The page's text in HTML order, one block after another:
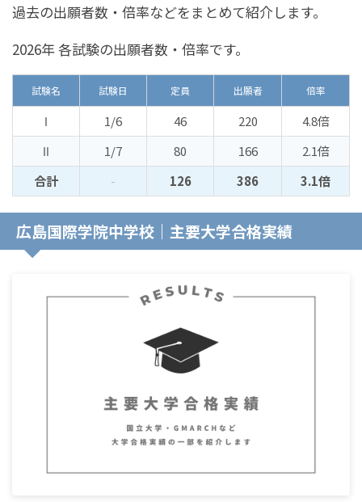
過去の出願者数・倍率などをまとめて紹介します。
2026年 各試験の出願者数・倍率です。
試験名 試験日 定員 出願者 倍率
Ⅰ 1/6 46 220
4.8倍
Ⅱ
1/7 80 166
2.1倍
合計
- 126 386 3.1倍
広島国際学院中学校｜主要大学合格実績